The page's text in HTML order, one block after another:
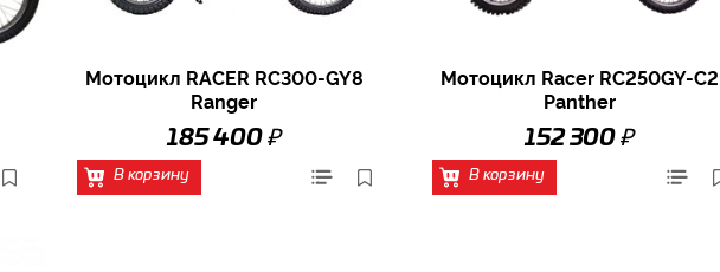
Мотоцикл RACER RC300-GY8
Ranger
185 400 ₽
В корзину
Мотоцикл Racer RC250GY-C2
Panther
152 300 ₽
В корзину